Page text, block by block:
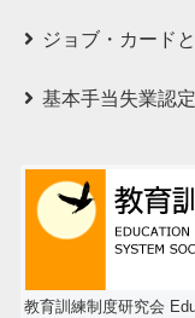
ジョブ・カード
基本手当失業認
教育訓練制度研究会